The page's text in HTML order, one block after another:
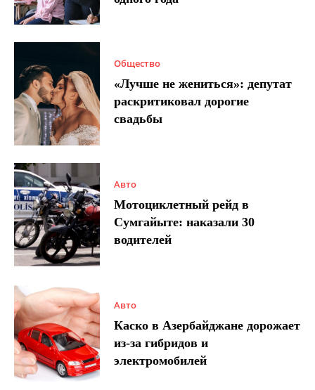
Общество
«Лучше не жениться»: депутат
раскритиковал дорогие
свадьбы
Авто
Мотоциклетный рейд в
Сумгайыте: наказали 30
водителей
Авто
Каско в Азербайджане дорожает
из-за гибридов и
электромобилей